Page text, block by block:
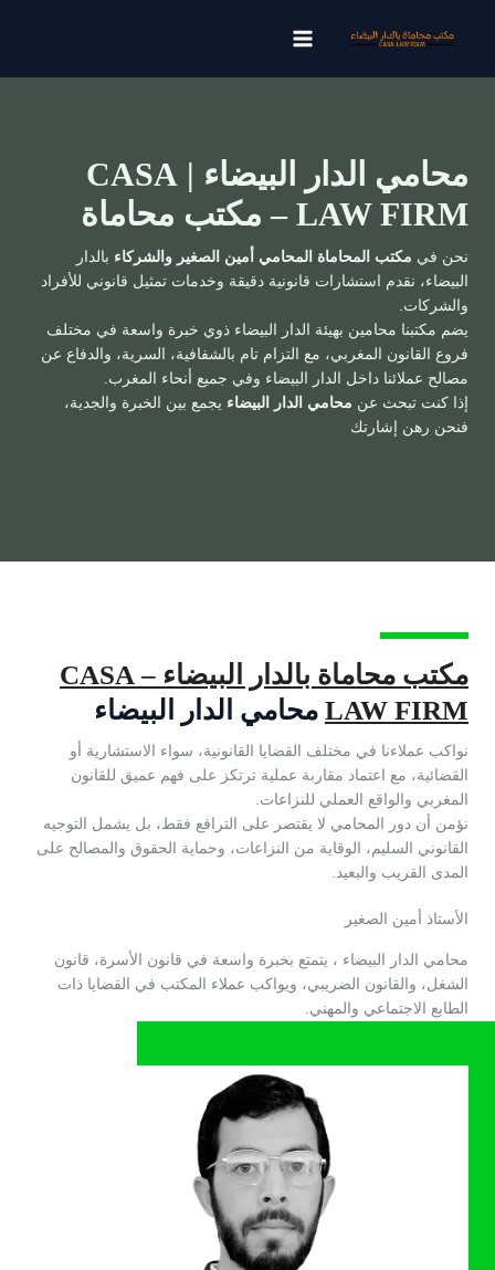
محامي الدار البيضاء | CASA
LAW FIRM – مكتب محاماة
نحن في مكتب المحاماة المحامي أمين الصغير والشركاءبالدار
البيضاء، نقدم استشارات قانونية دقيقة وخدمات تمثيل قانوني للأفراد
والشركات.
يضم مكتبنا محامين بهيئة الدار البيضاء ذوي خبرة واسعة في مختلف
فروع القانون المغربي، مع التزام تام بالشفافية، السرية، والدفاع عن
مصالح عملائنا داخل الدار البيضاء وفي جميع أنحاء المغرب.
إذا كنت تبحث عن محامي الدار البيضاءيجمع بين الخبرة والجدية،
فنحن رهن إشارتك
مكتب محاماة بالدار البيضاء – CASA
LAW FIRMمحامي الدار البيضاء
نواكب عملاءنا في مختلف القضايا القانونية، سواء الاستشارية أو
القضائية، مع اعتماد مقاربة عملية ترتكز على فهم عميق للقانون
المغربي والواقع العملي للنزاعات.
نؤمن أن دور المحامي لا يقتصر على الترافع فقط، بل يشمل التوجيه
القانوني السليم، الوقاية من النزاعات، وحماية الحقوق والمصالح على
المدى القريب والبعيد.
الأستاذ أمين الصغير
محامي الدار البيضاء ، يتمتع بخبرة واسعة في قانون الأسرة، قانون
الشغل، والقانون الضريبي، ويواكب عملاء المكتب في القضايا ذات
الطابع الاجتماعي والمهني.